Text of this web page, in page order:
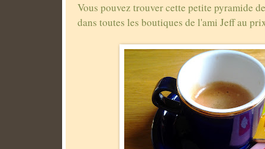
Vous pouvez trouver cette petite pyramide
dans toutes les boutiques de l'ami Jeff au